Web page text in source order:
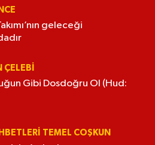
geleceği
ÇELEBI
Gibi Dosdoğru Ol (Hud:
TEMEL COŞKUN